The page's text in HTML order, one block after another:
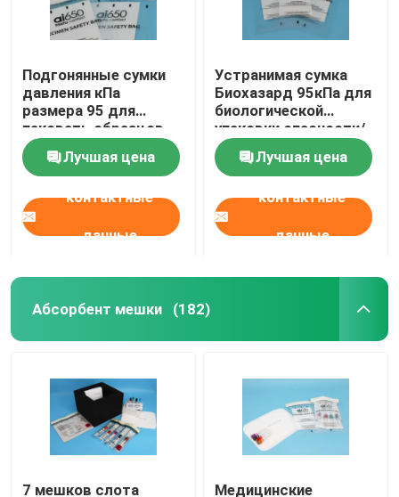
Подгонянные сумки
давления кПа
размера 95 для
паковать образцов
воздушного
транспортаЛучшая цена
контактные
данные
Устранимая сумка
Биохазард 95кПа для
биологической
упаковки опасности/
заразного образца
Лучшая цена
контактные
данные
Абсорбент мешки (182)
7 мешков слота
Медицинские